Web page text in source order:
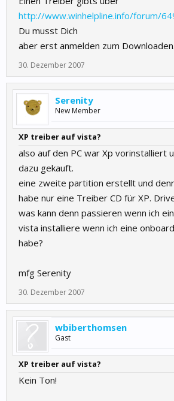
http://www.winhelpline.info/forum/
Du musst Dich
aber erst anmelden zum Downloaden.
30. Dezember 2007
Serenity
New Member
XP treiber auf vista?
also auf den PC war Xp vorinstalliert
dazu gekauft.
eine zweite partition erstellt und
habe nur eine Treiber CD für XP.
was kann denn passieren wenn ich
vista installiere wenn ich eine
habe?
mfg Serenity
30. Dezember 2007
wbiberthomsen
Gast
XP treiber auf vista?
Kein Ton!